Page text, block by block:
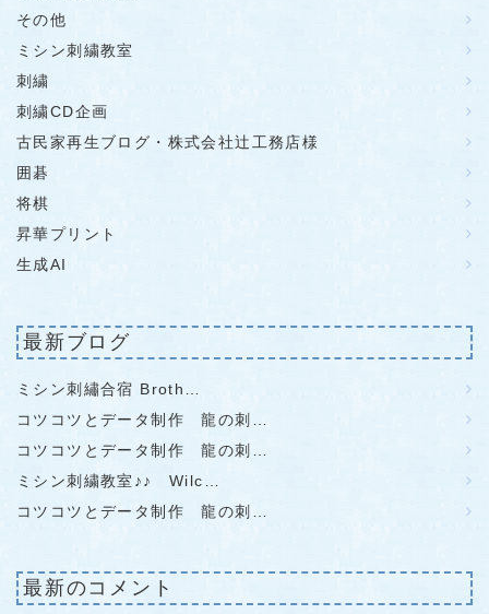
その他
ミシン刺繍教室
刺繍
刺繍CD企画
古民家再生ブログ・株式会社辻工務店様
囲碁
将棋
昇華プリント
生成AI
最新ブログ
ミシン刺繡合宿 Broth…
コツコツとデータ制作 龍の刺…
コツコツとデータ制作 龍の刺…
ミシン刺繍教室♪♪ Wilc…
コツコツとデータ制作 龍の刺…
最新のコメント